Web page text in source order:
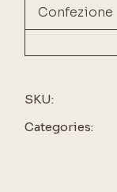
Confezione
SKU:
Categories: